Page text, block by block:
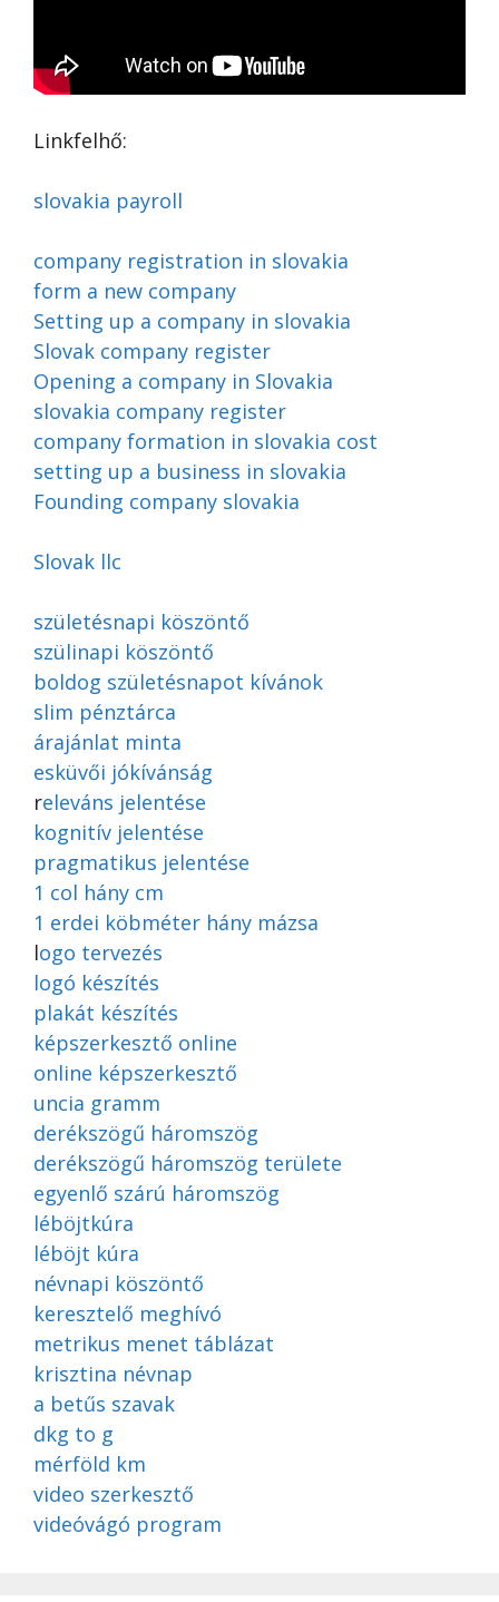
Linkfelhő:
slovakia payroll
company registration in slovakia
form a new company
Setting up a company in slovakia
Slovak company register
Opening a company in Slovakia
slovakia company register
company formation in slovakia cost
setting up a business in slovakia
Founding company slovakia
Slovak llc
születésnapi köszöntő
szülinapi köszöntő
boldog születésnapot kívánok
slim pénztárca
árajánlat minta
esküvői jókívánság
releváns jelentése
kognitív jelentése
pragmatikus jelentése
1 col hány cm
1 erdei köbméter hány mázsa
logo tervezés
logó készítés
plakát készítés
képszerkesztő online
online képszerkesztő
uncia gramm
derékszögű háromszög
derékszögű háromszög területe
egyenlő szárú háromszög
léböjtkúra
léböjt kúra
névnapi köszöntő
keresztelő meghívó
metrikus menet táblázat
krisztina névnap
a betűs szavak
dkg to g
mérföld km
video szerkesztő
videóvágó program